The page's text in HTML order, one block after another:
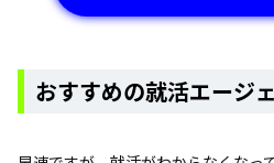
おすすめの就活エージ